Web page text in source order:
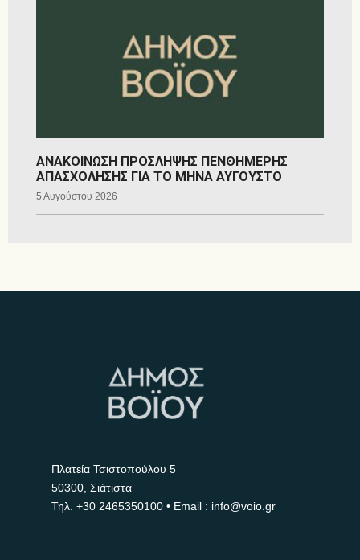
ΑΝΑΚΟΙΝΩΣΗ ΠΡΟΣΛΗΨΗΣ ΠΕΝΘΗΜΕΡΗΣ
ΑΠΑΣΧΟΛΗΣΗΣ ΓΙΑ ΤΟ ΜΗΝΑ ΑΥΓΟΥΣΤΟ
5 Αυγούστου 2026
Πλατεία Τσιστοπούλου 5
50300, Σιάτιστα
Τηλ. +30 2465350100 • Email : info@voio.gr